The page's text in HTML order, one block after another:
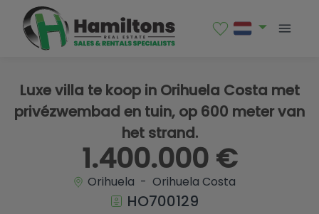
Luxe villa te koop in Orihuela Costa met
privézwembad en tuin, op 600 meter van
het strand.
1.400.000 €
Orihuela - Orihuela Costa
HO700129
1 / 54